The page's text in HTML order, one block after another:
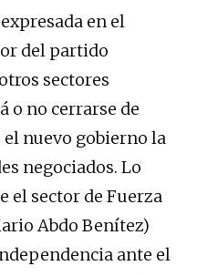
en el
del partido
sectores
o no cerrarse de
nuevo gobierno la
negociados. Lo
el sector de Fuerza
Abdo Benítez)
ante el